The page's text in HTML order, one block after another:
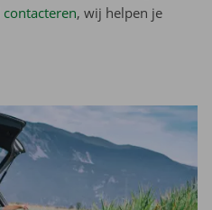
contacteren, wij helpen je